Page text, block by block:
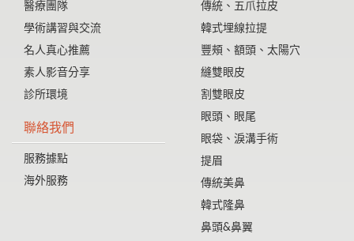
醫療團隊
學術講習與交流
名人真心推薦
素人影音分享
診所環境
聯絡我們
服務據點
海外服務
傳統、五爪拉皮
韓式埋線拉提
豐頰、額頭、太陽穴
縫雙眼皮
割雙眼皮
眼頭、眼尾
眼袋、淚溝手術
提眉
傳統美鼻
韓式隆鼻
鼻頭&鼻翼